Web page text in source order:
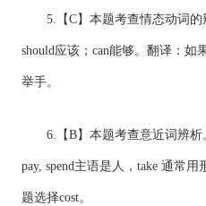
5.【C】本题考查情态动词的
should应该；can能够。翻译：
举手。
6.【B】本题考查意近词辨析
pay, spend主语是人，take 通常
题选择cost。